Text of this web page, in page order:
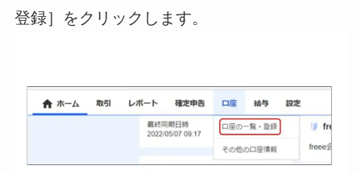
登録］をクリックします。